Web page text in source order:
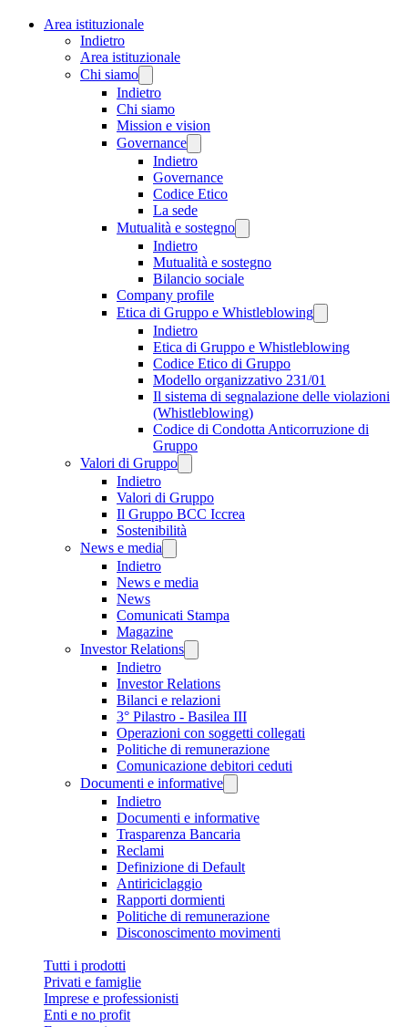
Area istituzionale
Indietro
Area istituzionale
Chi siamo
Indietro
Chi siamo
Mission e vision
Governance
Indietro
Governance
Codice Etico
La sede
Mutualità e sostegno
Indietro
Mutualità e sostegno
Bilancio sociale
Company profile
Etica di Gruppo e Whistleblowing
Indietro
Etica di Gruppo e Whistleblowing
Codice Etico di Gruppo
Modello organizzativo 231/01
Il sistema di segnalazione delle violazioni
(Whistleblowing)
Codice di Condotta Anticorruzione di
Gruppo
Valori di Gruppo
Indietro
Valori di Gruppo
Il Gruppo BCC Iccrea
Sostenibilità
News e media
Indietro
News e media
News
Comunicati Stampa
Magazine
Investor Relations
Indietro
Investor Relations
Bilanci e relazioni
3° Pilastro - Basilea III
Operazioni con soggetti collegati
Politiche di remunerazione
Comunicazione debitori ceduti
Documenti e informative
Indietro
Documenti e informative
Trasparenza Bancaria
Reclami
Definizione di Default
Antiriciclaggio
Rapporti dormienti
Politiche di remunerazione
Disconoscimento movimenti
Tutti i prodotti
Privati e famiglie
Imprese e professionisti
Enti e no profit